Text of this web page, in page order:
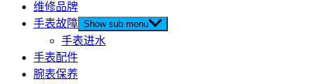
维修品牌
手表故障 Show sub menu
手表进水
手表配件
腕表保养